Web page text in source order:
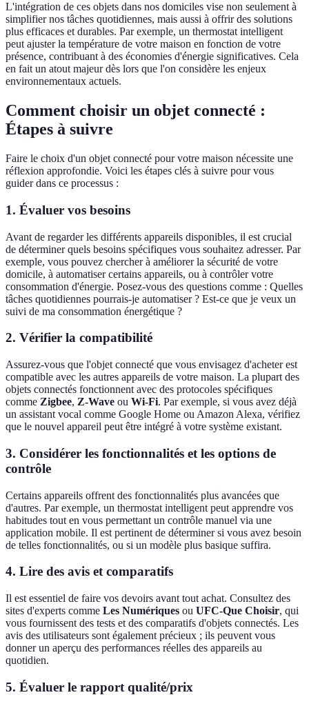
L'intégration de ces objets dans nos domiciles vise non seulement à
simplifier nos tâches quotidiennes, mais aussi à offrir des solutions
plus efficaces et durables. Par exemple, un thermostat intelligent
peut ajuster la température de votre maison en fonction de votre
présence, contribuant à des économies d'énergie significatives. Cela
en fait un atout majeur dès lors que l'on considère les enjeux
environnementaux actuels.
Comment choisir un objet connecté :
Étapes à suivre
Faire le choix d'un objet connecté pour votre maison nécessite une
réflexion approfondie. Voici les étapes clés à suivre pour vous
guider dans ce processus :
1. Évaluer vos besoins
Avant de regarder les différents appareils disponibles, il est crucial
de déterminer quels besoins spécifiques vous souhaitez adresser. Par
exemple, vous pouvez chercher à améliorer la sécurité de votre
domicile, à automatiser certains appareils, ou à contrôler votre
consommation d'énergie. Posez-vous des questions comme : Quelles
tâches quotidiennes pourrais-je automatiser ? Est-ce que je veux un
suivi de ma consommation énergétique ?
2. Vérifier la compatibilité
Assurez-vous que l'objet connecté que vous envisagez d'acheter est
compatible avec les autres appareils de votre maison. La plupart des
objets connectés fonctionnent avec des protocoles spécifiques
comme Zigbee, Z-Wave ou Wi-Fi. Par exemple, si vous avez déjà
un assistant vocal comme Google Home ou Amazon Alexa, vérifiez
que le nouvel appareil peut être intégré à votre système existant.
3. Considérer les fonctionnalités et les options de
contrôle
Certains appareils offrent des fonctionnalités plus avancées que
d'autres. Par exemple, un thermostat intelligent peut apprendre vos
habitudes tout en vous permettant un contrôle manuel via une
application mobile. Il est pertinent de déterminer si vous avez besoin
de telles fonctionnalités, ou si un modèle plus basique suffira.
4. Lire des avis et comparatifs
Il est essentiel de faire vos devoirs avant tout achat. Consultez des
sites d'experts comme Les Numériques ou UFC-Que Choisir, qui
vous fournissent des tests et des comparatifs d'objets connectés. Les
avis des utilisateurs sont également précieux ; ils peuvent vous
donner un aperçu des performances réelles des appareils au
quotidien.
5. Évaluer le rapport qualité/prix